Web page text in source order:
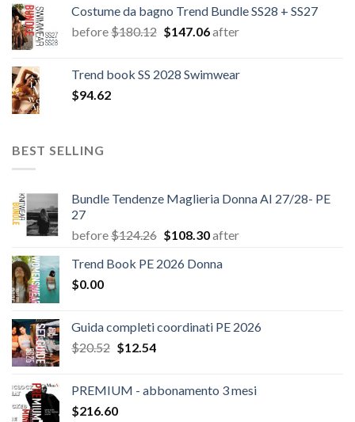
Costume da bagno Trend Bundle SS28 + SS27
before$180.12 Il
era:
$147.06Il
è:
after
Trend book SS 2028 Swimwear
$94.62
BEST SELLING
Bundle Tendenze Maglieria Donna AI 27/28- PE
27
before$124.26 Il
originale
$108.30Il
attuale
after
Trend Book PE 2026 Donna
$0.00
Guida completi coordinati PE 2026
$20.52 Il
era:
$20.52.
$12.54Il
è:
PREMIUM - abbonamento 3 mesi
$216.60